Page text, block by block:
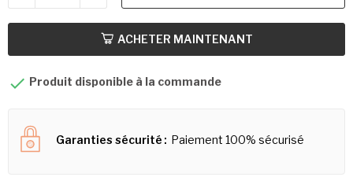
ACHETER MAINTENANT
 Produit disponible à la commande
Garanties sécurité Paiement 100% sécurisé